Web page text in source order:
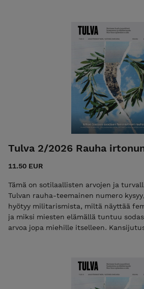
elämällä tuntuu sodassa olevan niin
Tulva 2/2026 Rauha
11.50 EUR
Tämä on sotilaallisten arvojen ja
Tulvan rauha-teemainen numero
hyötyy militarismista, miltä näyttää
ja miksi miesten elämällä tuntuu
arvoa jopa miehille itselleen. Kansijutussa puhuu YK:n